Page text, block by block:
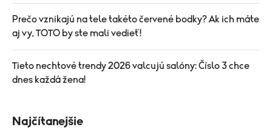
Prečo vznikajú na tele takéto červené bodky? Ak ich máte
aj vy, TOTO by ste mali vedieť!
Tieto nechtové trendy 2026 valcujú salóny: Číslo 3 chce
dnes každá žena!
Najčítanejšie